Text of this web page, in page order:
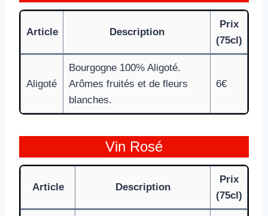
Article Description
Prix
(75cl)
Aligoté
Bourgogne 100% Aligoté.
Arômes fruités et de fleurs
blanches.
6€
Vin Rosé
Article Description
Prix
(75cl)